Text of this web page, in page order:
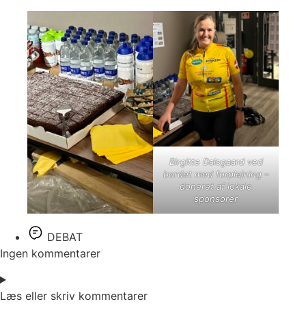
Birgitte Dalsgaard ved
bordet med forplejning –
doneret af lokale
sponsorer
DEBAT
Ingen kommentarer
Læs eller skriv kommentarer